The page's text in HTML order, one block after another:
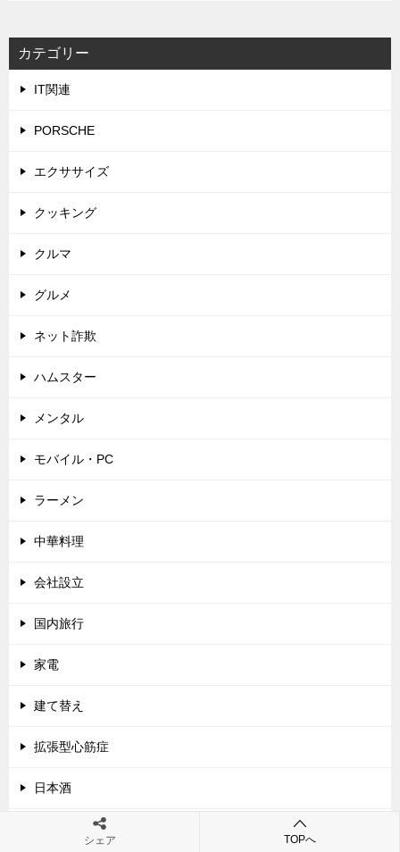
カテゴリー
IT関連
PORSCHE
エクササイズ
クッキング
クルマ
グルメ
ネット詐欺
ハムスター
メンタル
モバイル・PC
ラーメン
中華料理
会社設立
国内旅行
家電
建て替え
拡張型心筋症
日本酒
シェア TOPへ